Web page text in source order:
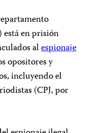
en prisión
alespionaje
opositores y
incluyendo el
(CPJ, por